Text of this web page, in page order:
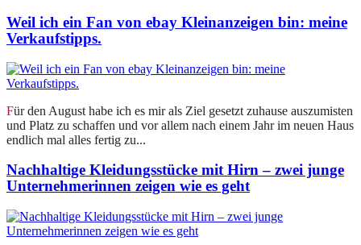
Weil ich ein Fan von ebay Kleinanzeigen bin: meine
Verkaufstipps.
Für den August habe ich es mir als Ziel gesetzt zuhause auszumisten
und Platz zu schaffen und vor allem nach einem Jahr im neuen Haus
endlich mal alles fertig zu...
Nachhaltige Kleidungsstücke mit Hirn – zwei junge
Unternehmerinnen zeigen wie es geht